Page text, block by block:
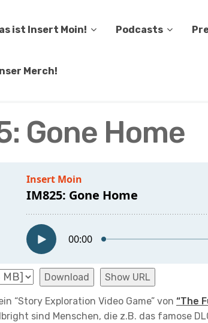
ist Insert Moin! Podcasts
Merch!
Gone Home
Download Show URL
“Story Exploration Video Game” von “The
sind Menschen, die z.B. das famose